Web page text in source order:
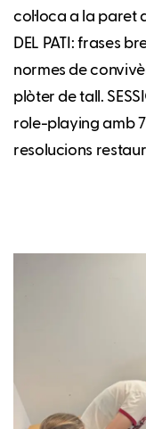
col·loca a la paret
DEL PATI: frases
normes de
plòter de tall.
role-playing amb
resolucions